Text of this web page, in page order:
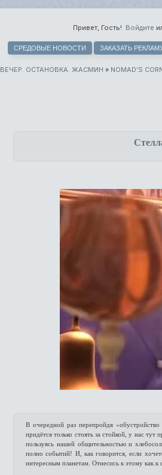
СРЕДОВЫЕ НОВОСТИ ЗАКАЗАТЬ
Привет, Гость! Войдите
ВЕЧЕР. ОСТАНОВКА. ЖАСМИН » NOMAD’S
В очередной раз перепройдя
придётся только стоять за стойкой, у нас
пользуясь нашей общительностью и
полно событий! И, как говорится, если
интересным планетам. Отнесись к этому как